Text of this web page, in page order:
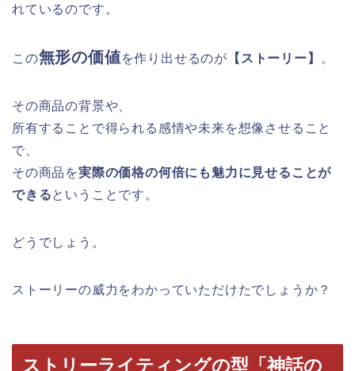
れているのです。
この無形の価値を作り出せるのが 【ストーリー】 。
その商品の背景や、
所有することで得られる感情や未来を想像させること
で、
その商品を実際の価格の何倍にも魅力に見せることが
できるということです。
どうでしょう。
ストーリーの威力をわかっていただけたでしょうか？
ストリーライティングの型「神話の